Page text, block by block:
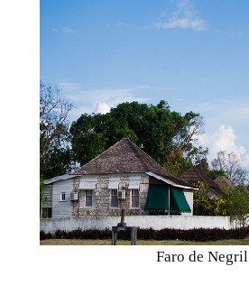
Faro de Negril